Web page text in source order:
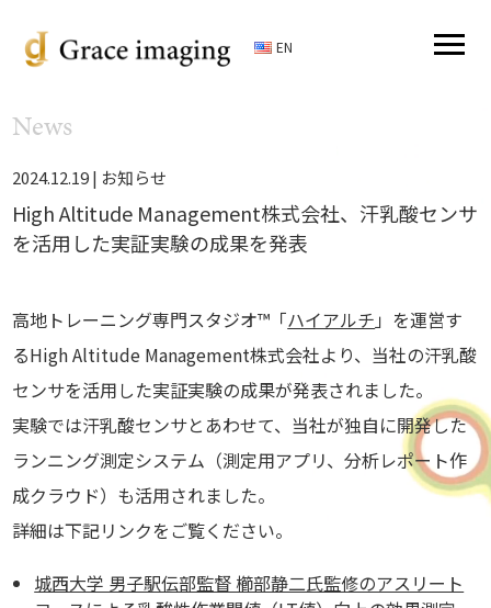
EN
News
2024.12.19 | お知らせ
High Altitude Management株式会社、汗乳酸センサ
を活用した実証実験の成果を発表
高地トレーニング専門スタジオ™「ハイアルチ 」を運営す
るHigh Altitude Management株式会社より、当社の汗乳酸
センサを活用した実証実験の成果が発表されました。
実験では汗乳酸センサとあわせて、当社が独自に開発した
ランニング測定システム（測定用アプリ、分析レポート作
成クラウド）も活用されました。
詳細は下記リンクをご覧ください。
城西大学 男子駅伝部監督 櫛部静二氏監修のアスリート